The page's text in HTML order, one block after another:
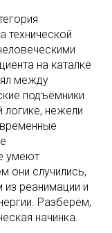
технической
на каталке
между
подъёмники
нежели
умеют
они случились,
из реанимации и
Разберём,
начинка.